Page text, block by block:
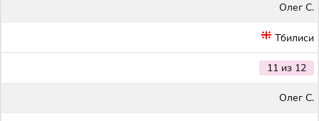
Олег С.
Тбилиси
11 из 12
Олег С.